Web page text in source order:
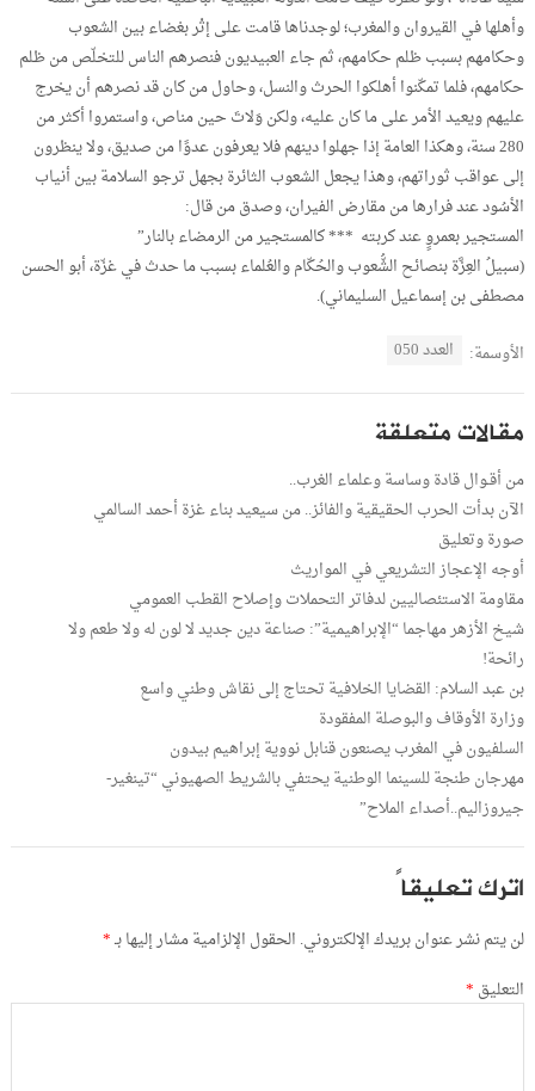
وأهلها في القيروان والمغرب؛ لوجدناها قامت على إثْر بغضاء بين الشعوب
وحكامهم بسبب ظلم حكامهم، ثم جاء العبيديون فنصرهم الناس للتخلّص من ظلم
حكامهم، فلما تمكّنوا أهلكوا الحرث والنسل، وحاول من كان قد نصرهم أن يخرج
عليهم ويعيد الأمر على ما كان عليه، ولكن وَلاتَ حين مناص، واستمروا أكثر من
280 سنة، وهكذا العامة إذا جهلوا دينهم فلا يعرفون عدوًا من صديق، ولا ينظرون
إلى عواقب ثوراتهم، وهذا يجعل الشعوب الثائرة بجهل ترجو السلامة بين أنياب
الأسُود عند فرارها من مقارض الفيران، وصدق من قال:
المستجير بعمروٍ عند كربته *** كالمستجير من الرمضاء بالنار”
(سبيلُ العِزَّة بنصائح الشُّعوب والحُكّام والعُلماء بسبب ما حدث في غزّة، أبو الحسن
مصطفى بن إسماعيل السليماني).
الأوسمة: العدد 050
مقالات متعلقة
من أقـوال قادة وساسة وعلماء الغرب..
الآن بدأت الحرب الحقيقية والفائز.. من سيعيد بناء غزة أحمد السالمي
صورة وتعليق
أوجه الإعجاز التشريعي في المواريث
مقاومة الاستئصاليين لدفاتر التحملات وإصلاح القطب العمومي
شيخ الأزهر مهاجما “الإبراهيمية”: صناعة دين جديد لا لون له ولا طعم ولا
رائحة!
بن عبد السلام: القضايا الخلافية تحتاج إلى نقاش وطني واسع
وزارة الأوقاف والبوصلة المفقودة
السلفيون في المغرب يصنعون قنابل نووية إبراهيم بيدون
مهرجان طنجة للسينما الوطنية يحتفي بالشريط الصهيوني “تينغير-
جيروزاليم..أصداء الملاح”
اترك تعليقاً
لن يتم نشر عنوان بريدك الإلكتروني. الحقول الإلزامية مشار إليها بـ*
التعليق *